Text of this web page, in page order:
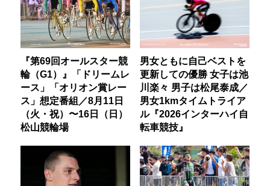
『第69回オールスター競
輪（G1）』「ドリームレ
ース」「オリオン賞レー
ス」想定番組／8月11日
（火・祝）〜16日（日）
松山競輪場
男女ともに自己ベストを
更新しての優勝 女子は池
川楽々 男子は松尾泰成／
男女1kmタイムトライア
ル『2026インターハイ自
転車競技』